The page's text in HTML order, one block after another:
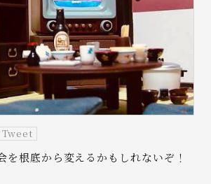
を根底から変えるかもしれないぞ！